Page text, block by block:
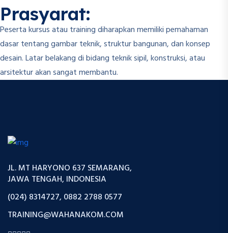
Prasyarat:
Peserta kursus atau training diharapkan memiliki pemahaman
dasar tentang gambar teknik, struktur bangunan, dan konsep
desain. Latar belakang di bidang teknik sipil, konstruksi, atau
arsitektur akan sangat membantu.
JL. MT HARYONO 637 SEMARANG,
JAWA TENGAH, INDONESIA
(024) 8314727, 0882 2788 0577
TRAINING@WAHANAKOM.COM